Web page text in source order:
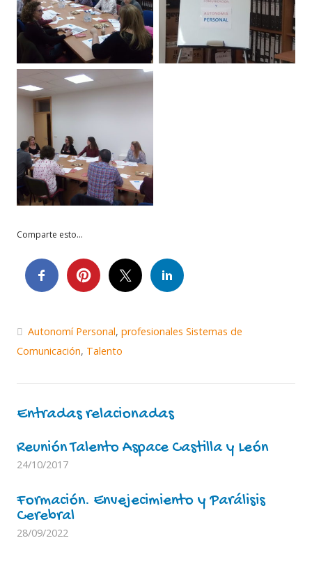
Comparte esto...
Autonomí Personal,profesionales Sistemas de
Comunicación, Talento
Entradas relacionadas
Reunión Talento Aspace Castilla y León
24/10/2017
Formación. Envejecimiento y Parálisis
Cerebral
28/09/2022